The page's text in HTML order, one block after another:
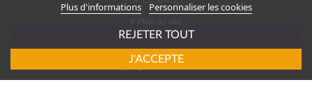
Rejoignez-nous !
Plus d'informations Personnaliser les cookies
REJETER TOUT
J'ACCEPTE